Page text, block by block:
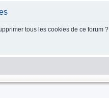
tous les cookies de ce forum ?